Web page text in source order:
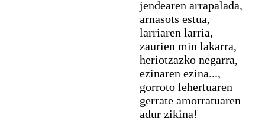
jendearen arrapalada,
arnasots estua,
larriaren larria,
zaurien min lakarra,
heriotzazko negarra,
ezinaren ezina...,
gorroto lehertuaren
gerrate amorratuaren
adur zikina!